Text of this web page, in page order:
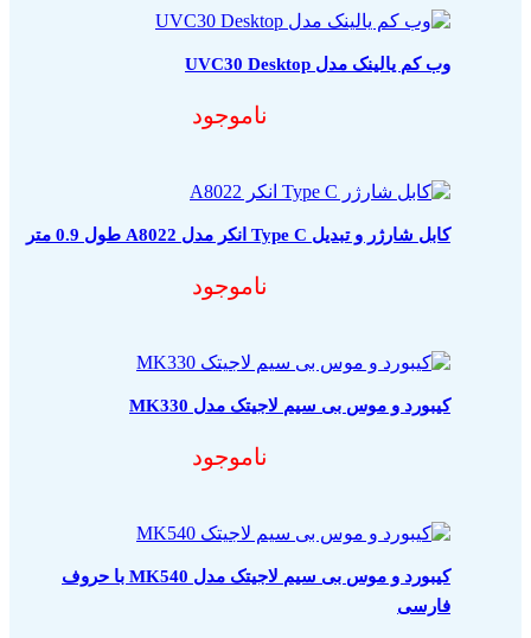
وب کم یالینک مدل UVC30 Desktop
ناموجود
کابل شارژر و تبدیل Type C انکر مدل A8022 طول 0.9 متر
ناموجود
کیبورد و موس بی سیم لاجیتک مدل MK330
ناموجود
کیبورد و موس بی سیم لاجیتک مدل MK540 با حروف
فارسی